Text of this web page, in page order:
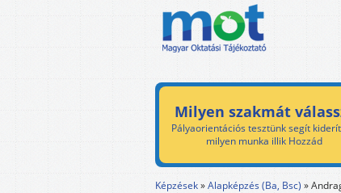
Milyen szakmát
Pályaorientációs tesztünk segít
milyen munka illik Hozzád
Képzések»Alapképzés (Ba, Bsc) »